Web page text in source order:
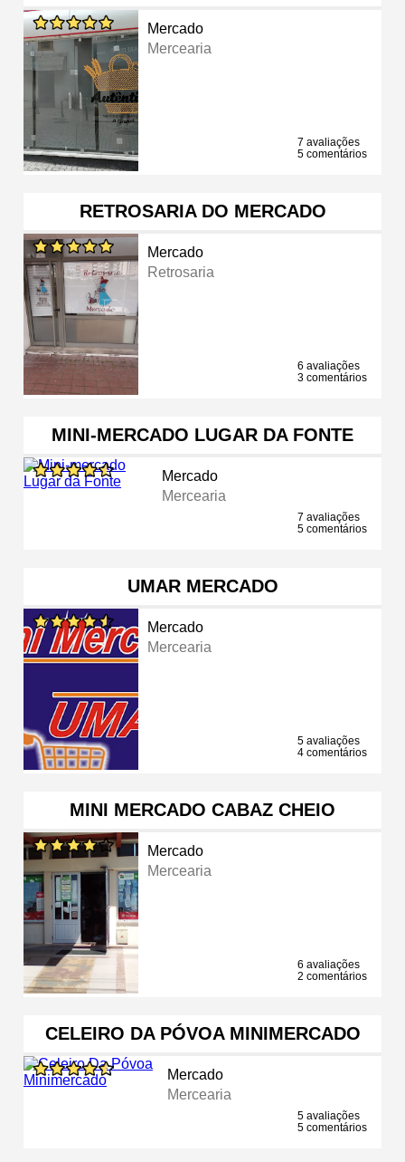
Mercado
Mercearia
7 avaliações
5 comentários
RETROSARIA DO MERCADO
Mercado
Retrosaria
6 avaliações
3 comentários
MINI-MERCADO LUGAR DA FONTE
Mercado
Mercearia
7 avaliações
5 comentários
UMAR MERCADO
Mercado
Mercearia
5 avaliações
4 comentários
MINI MERCADO CABAZ CHEIO
Mercado
Mercearia
6 avaliações
2 comentários
CELEIRO DA PÓVOA MINIMERCADO
Mercado
Mercearia
5 avaliações
5 comentários